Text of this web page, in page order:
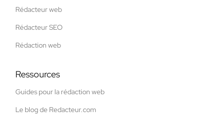
Rédacteur web
Rédacteur SEO
Rédaction web
Ressources
Guides pour la rédaction web
Le blog de Redacteur.com